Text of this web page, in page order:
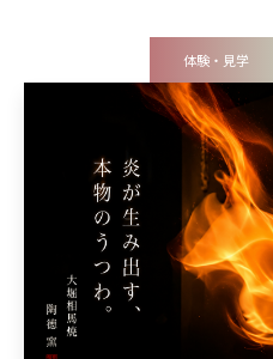
体験・見学